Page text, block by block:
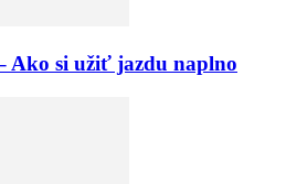
Ako si užiť jazdu naplno